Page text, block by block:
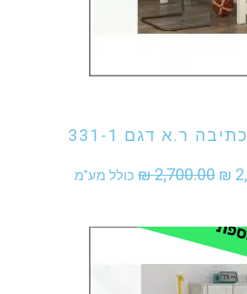
ר.א דגם 331-1
₪2,700.00
המחיר
היה:
₪ 2,700.00.
₪
המחיר
כולל מע"מ
- התקשר